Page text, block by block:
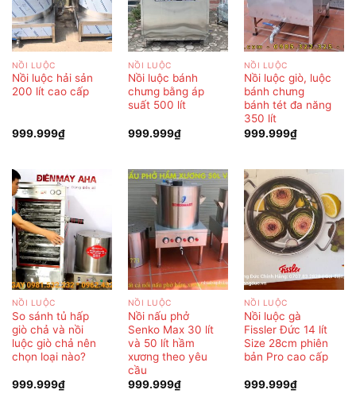
NỒI LUỘC
Nồi luộc hải sản
200 lít cao cấp
999.999₫
NỒI LUỘC
Nồi luộc bánh
chưng bằng áp
suất 500 lít
999.999₫
NỒI LUỘC
Nồi luộc giò, luộc
bánh chưng
bánh tét đa năng
350 lít
999.999₫
NỒI LUỘC
So sánh tủ hấp
giò chả và nồi
luộc giò chả nên
chọn loại nào?
999.999₫
NỒI LUỘC
Nồi nấu phở
Senko Max 30 lít
và 50 lít hầm
xương theo yêu
cầu
999.999₫
NỒI LUỘC
Nồi luộc gà
Fissler Đức 14 lít
Size 28cm phiên
bản Pro cao cấp
999.999₫